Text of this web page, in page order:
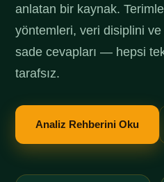
anlatan bir kaynak.
yöntemleri, veri disiplini ve
sade cevapları — hepsi
tarafsız.
Analiz Rehberini Oku